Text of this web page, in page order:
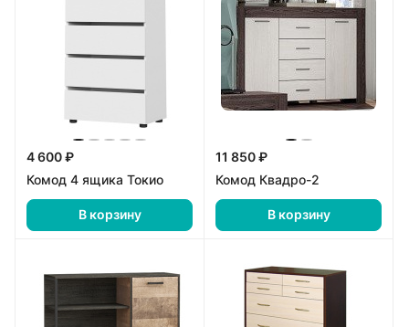
4 600 ₽
Комод 4 ящика Токио
В корзину
11 850 ₽
Комод Квадро-2
В корзину